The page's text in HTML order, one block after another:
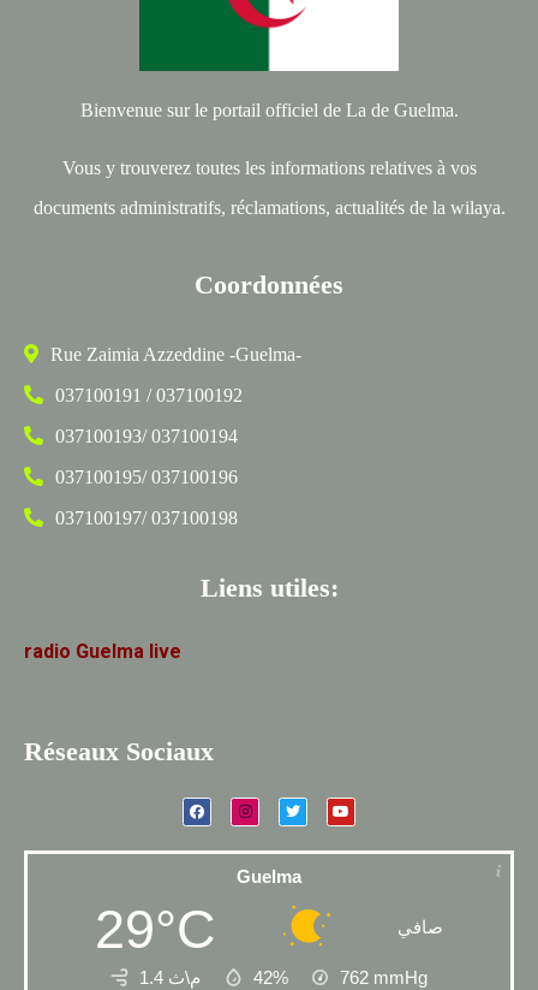
Bienvenue sur le portail officiel de La de Guelma.
Vous y trouverez toutes les informations relatives à vos
documents administratifs, réclamations, actualités de la wilaya.
Coordonnées
Rue Zaimia Azzeddine -Guelma-
037100191 / 037100192
037100193/ 037100194
037100195/ 037100196
037100197/ 037100198
Liens utiles:
radio Guelma live
Réseaux Sociaux
Guelma
29°C صافي
1.4 م\ث 42% 762 mmHg